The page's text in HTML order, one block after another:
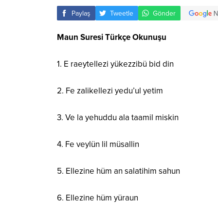
Paylaş Tweetle Gönder
Maun Suresi Türkçe Okunuşu
1. E raeytellezi yükezzibü bid din
2. Fe zalikellezi yedu’ul yetim
3. Ve la yehuddu ala taamil miskin
4. Fe veylün lil müsallin
5. Ellezine hüm an salatihim sahun
6. Ellezine hüm yüraun